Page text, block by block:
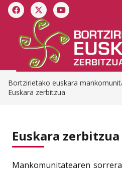
Bortzirietako euskara
Euskara zerbitzua
Euskara zerbitzua
Mankomunitatearen